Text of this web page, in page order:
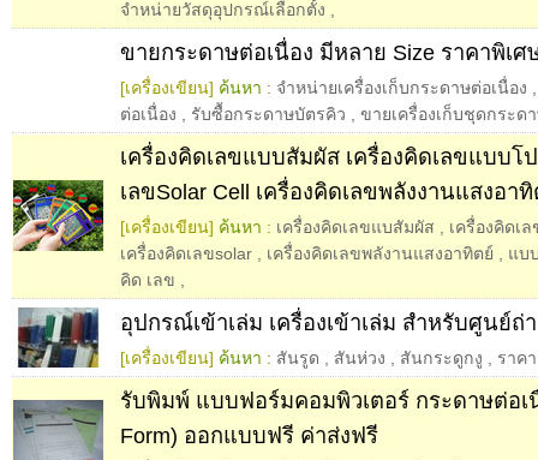
จำหน่ายวัสดุอุปกรณ์เลือกตั้ง
ขายกระดาษต่อเนื่อง มีหลาย Size ราคาพิเศ
[เครื่องเขียน] ค้นหา : จำหน่ายเครื่องเก็บกระดาษต่อเนื่อง
ต่อเนื่อง
รับซื้อกระดาษบัตรคิว ขายเครื่องเก็บชุดกระด
เครื่องคิดเลขแบบสัมผัส เครื่องคิดเลขแบบโ
เลขSolar Cell เครื่องคิดเลขพลังงานแสงอา
[เครื่องเขียน] ค้นหา : เครื่องคิดเลขแบสัมผัส
เครื่องคิดเ
เครื่องคิดเลขsolar
เครื่องคิดเลขพลังานแสงอาทิตย์
แบ
คิด เลข
อุปกรณ์เข้าเล่ม เครื่องเข้าเล่ม สำหรับศูนย์ถ่
[เครื่องเขียน] ค้นหา : สันรูด สันห่วง สันกระดูกงู ราค
รับพิมพ์ แบบฟอร์มคอมพิวเตอร์ กระดาษต่อเ
Form) ออกแบบฟรี ค่าส่งฟรี